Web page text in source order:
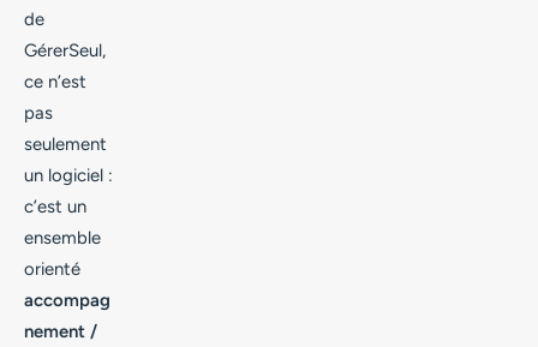
de
GérerSeul,
ce n’est
pas
seulement
un logiciel :
c’est un
ensemble
orienté
accompag
nement /